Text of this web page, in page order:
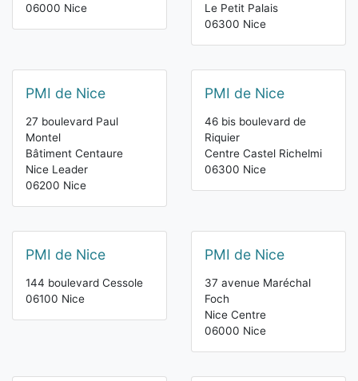
06000 Nice
Le Petit Palais
06300 Nice
PMI de Nice
27 boulevard Paul
Montel
Bâtiment Centaure
Nice Leader
06200 Nice
PMI de Nice
46 bis boulevard de
Riquier
Centre Castel Richelmi
06300 Nice
PMI de Nice
144 boulevard Cessole
06100 Nice
PMI de Nice
37 avenue Maréchal
Foch
Nice Centre
06000 Nice